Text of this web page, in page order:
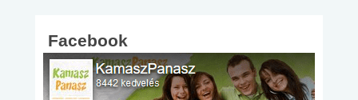
Facebook